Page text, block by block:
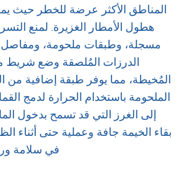
المناطق الأكثر عرضة للخطر حيث
هطول الأمطار الغزيرة. لمنع
مسجلة، وطبقات ملحومة، ومفاصل
الدرزات المُلصقة وضع شريط
المُخيطة، مما يوفر طبقة إضافية من
الملحومة باستخدام الحرارة لدمج
إلى الغرز التي قد تسمح بدخول
بقاء الخيمة جافة وعملية حتى أثناء
في سلامة